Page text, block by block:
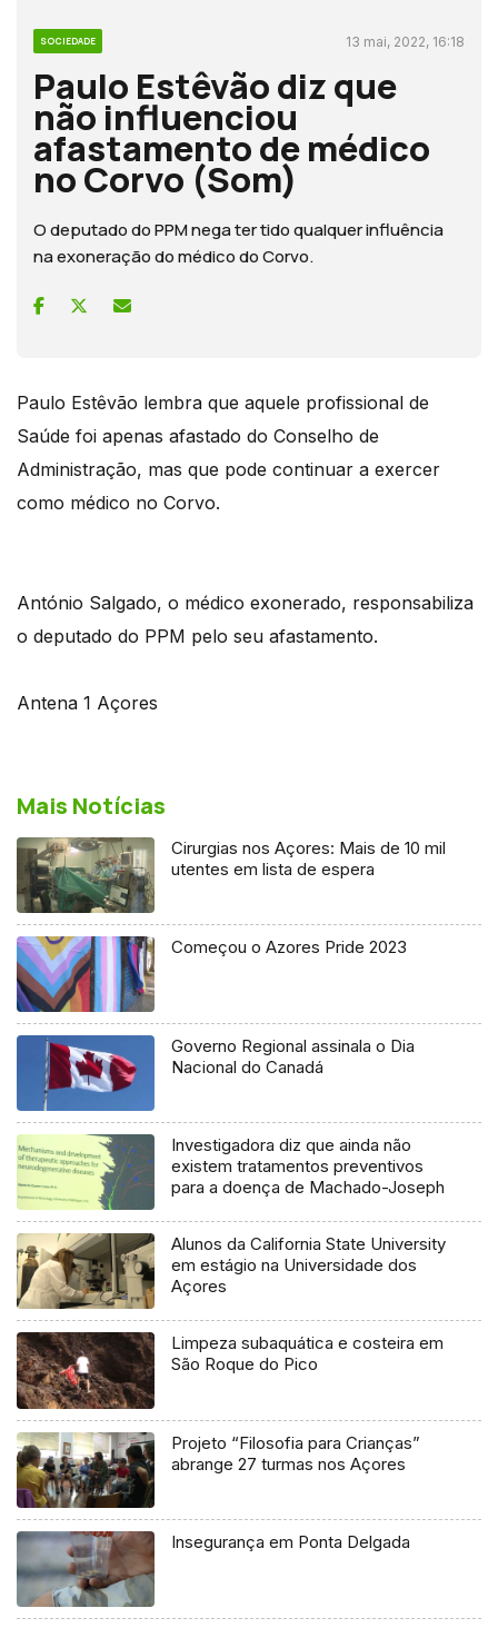
SOCIEDADE 13 mai, 2022, 16:18
Paulo Estêvão diz que
não influenciou
afastamento de médico
no Corvo (Som)
O deputado do PPM nega ter tido qualquer influência
na exoneração do médico do Corvo.
Paulo Estêvão lembra que aquele profissional de
Saúde foi apenas afastado do Conselho de
Administração, mas que pode continuar a exercer
como médico no Corvo.
António Salgado, o médico exonerado, responsabiliza
o deputado do PPM pelo seu afastamento.
Antena 1 Açores
Mais Notícias
Cirurgias nos Açores: Mais de 10 mil
utentes em lista de espera
Começou o Azores Pride 2023
Governo Regional assinala o Dia
Nacional do Canadá
Investigadora diz que ainda não
existem tratamentos preventivos
para a doença de Machado-Joseph
Alunos da California State University
em estágio na Universidade dos
Açores
Limpeza subaquática e costeira em
São Roque do Pico
Projeto “Filosofia para Crianças”
abrange 27 turmas nos Açores
Insegurança em Ponta Delgada